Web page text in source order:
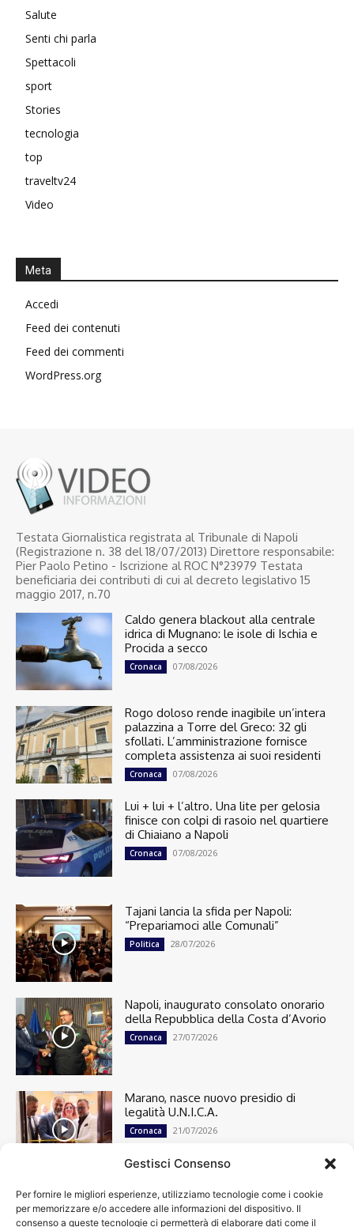
Gestisci Consenso
Per fornire le migliori esperienze, utilizziamo tecnologie come i cookie
per memorizzare e/o accedere alle informazioni del dispositivo. Il
consenso a queste tecnologie ci permetterà di elaborare dati come il
Salute
Senti chi parla
Spettacoli
sport
Stories
tecnologia
top
traveltv24
Video
Meta
Accedi
Feed dei contenuti
Feed dei commenti
WordPress.org
Testata Giornalistica registrata al Tribunale di Napoli
(Registrazione n. 38 del 18/07/2013) Direttore responsabile:
Pier Paolo Petino - Iscrizione al ROC N°23979 Testata
beneficiaria dei contributi di cui al decreto legislativo 15
maggio 2017, n.70
Caldo genera blackout alla centrale
idrica di Mugnano: le isole di Ischia e
Procida a secco
Cronaca 07/08/2026
Rogo doloso rende inagibile un’intera
palazzina a Torre del Greco: 32 gli
sfollati. L’amministrazione fornisce
completa assistenza ai suoi residenti
Cronaca 07/08/2026
Lui + lui + l’altro. Una lite per gelosia
finisce con colpi di rasoio nel quartiere
di Chiaiano a Napoli
Cronaca 07/08/2026
Tajani lancia la sfida per Napoli:
“Prepariamoci alle Comunali”
Politica 28/07/2026
Napoli, inaugurato consolato onorario
della Repubblica della Costa d’Avorio
Cronaca 27/07/2026
Marano, nasce nuovo presidio di
legalità U.N.I.C.A.
Cronaca 21/07/2026
Cronaca
13498
Attualità
7303